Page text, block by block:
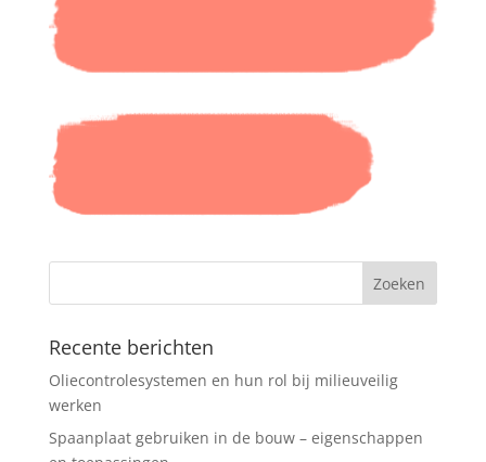
Recente berichten
Oliecontrolesystemen en hun rol bij milieuveilig
werken
Spaanplaat gebruiken in de bouw – eigenschappen